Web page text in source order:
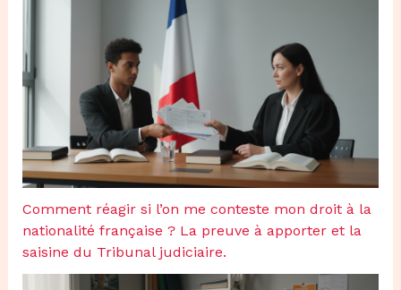
Comment réagir si l’on me conteste mon droit à la
nationalité française ? La preuve à apporter et la
saisine du Tribunal judiciaire.